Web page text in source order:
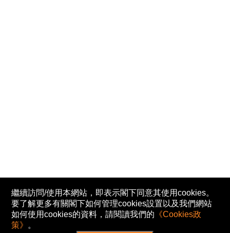
繼續訪問/使用本網站，即表示閣下同意其使用cookies。
要了解更多有關閣下如何管理cookies設置以及我們網站
如何使用cookies的資料，請閱讀我們的 《Cookies政
策》 。